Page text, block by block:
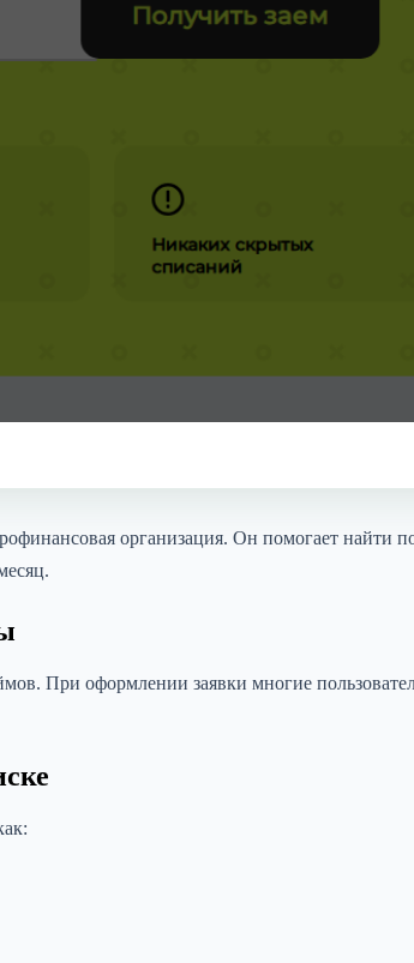
организация. Он помогает найти
При оформлении заявки многие